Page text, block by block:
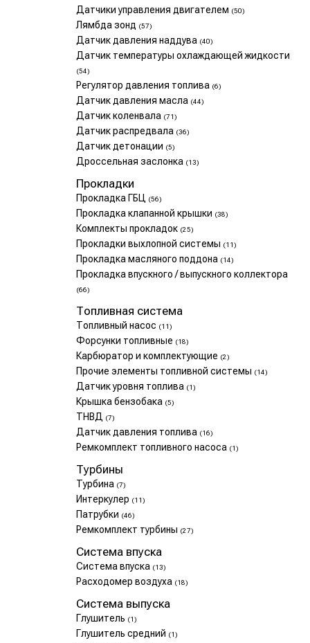
Датчики управления двигателем (50)
Лямбда зонд (57)
Датчик давления наддува (40)
Датчик температуры охлаждающей жидкости
(54)
Регулятор давления топлива (6)
Датчик давления масла (44)
Датчик коленвала (71)
Датчик распредвала (36)
Датчик детонации (5)
Дроссельная заслонка (13)
Прокладки
Прокладка ГБЦ (56)
Прокладка клапанной крышки (38)
Комплекты прокладок (25)
Прокладки выхлопной системы (11)
Прокладка масляного поддона (14)
Прокладка впускного / выпускного коллектора
(66)
Топливная система
Топливный насос (11)
Форсунки топливные (18)
Карбюратор и комплектующие (2)
Прочие элементы топливной системы (14)
Датчик уровня топлива (1)
Крышка бензобака (5)
ТНВД (7)
Датчик давления топлива (16)
Ремкомплект топливного насоса (1)
Турбины
Турбина (7)
Интеркулер (11)
Патрубки (46)
Ремкомплект турбины (27)
Система впуска
Система впуска (13)
Расходомер воздуха (18)
Система выпуска
Глушитель (1)
Глушитель средний (1)